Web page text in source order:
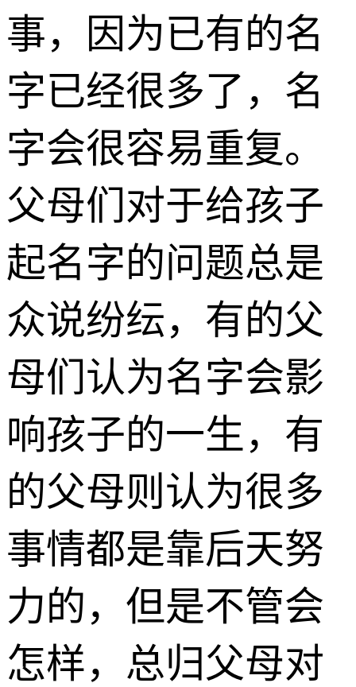
事，因为已有的名
字已经很多了，名
字会很容易重复。
父母们对于给孩子
起名字的问题总是
众说纷纭，有的父
母们认为名字会影
响孩子的一生，有
的父母则认为很多
事情都是靠后天努
力的，但是不管会
怎样，总归父母对